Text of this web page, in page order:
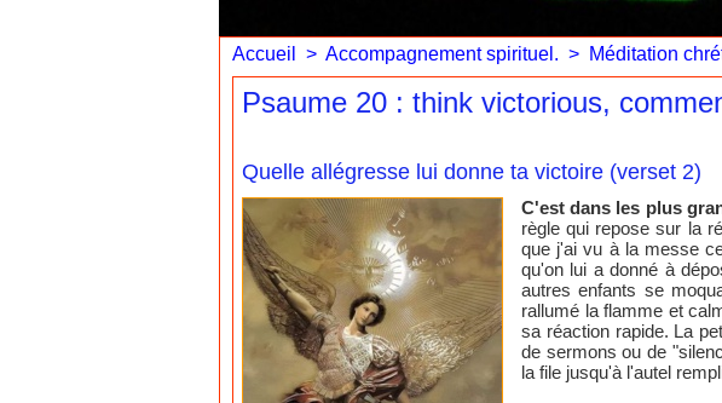
Accueil > Accompagnement spirituel. > Méditation
Psaume 20 : think victorious,
Quelle allégresse lui donne ta victoire (verset 2)
C'est dans les plus
règle qui repose sur la
que j'ai vu à la messe
qu'on lui a donné à
autres enfants se
rallumé la flamme et
sa réaction rapide. La
de sermons ou de
la file jusqu'à l'autel